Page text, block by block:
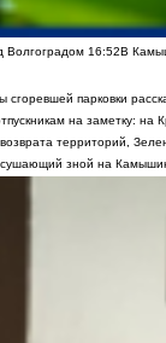
Волгоградом 16:52В
парковки
на заметку: на
территорий,
зной на